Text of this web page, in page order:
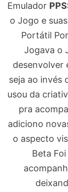
Emulador
o Jogo e
Portátil
Jogava o
desenvolver
seja ao invés
usou da
pra
adiciono
o aspecto
Beta